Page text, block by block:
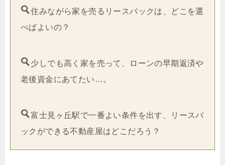
住みながら家を売るリースバックは、どこを選
べばよいの？
少しでも高く家を売って、ローンの早期返済や
老後資金にあてたい…。
富士見ヶ丘駅で一番よい条件を出す、リースバ
ックができる不動産屋はどこだろう？